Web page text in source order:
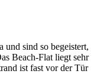
und sind so begeistert,
Beach-Flat liegt sehr
ist fast vor der Tür